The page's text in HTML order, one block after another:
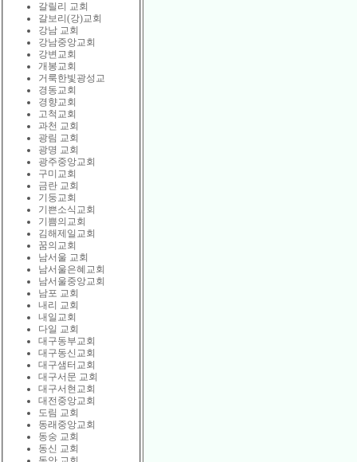
갈릴리 교회
갈보리(강)교회
강남 교회
강남중앙교회
강변교회
개봉교회
거룩한빛광성교
경동교회
경향교회
고척교회
과천 교회
광림 교회
광명 교회
광주중앙교회
구미교회
금란 교회
기둥교회
기쁜소식교회
기쁨의교회
김해제일교회
꿈의교회
남서울 교회
남서울은혜교회
남서울중앙교회
남포 교회
내리 교회
내일교회
다일 교회
대구동부교회
대구동신교회
대구샘터교회
대구서문 교회
대구서현교회
대전중앙교회
도림 교회
동래중앙교회
동숭 교회
동신 교회